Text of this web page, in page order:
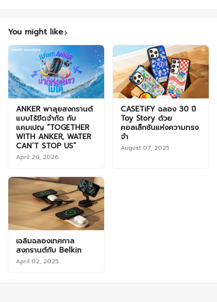
You might like
ANKER พาลุยสงกรานต์
แบบไร้ขีดจำกัด กับ
แคมเปญ “TOGETHER
WITH ANKER, WATER
CAN’T STOP US”
April 20, 2026
CASETiFY ฉลอง 30 ปี
Toy Story ด้วย
คอลเล็กชันแห่งความทรง
จำ
August 07, 2025
เฉลิมฉลองเทศกาล
สงกรานต์กับ Belkin
April 02, 2025